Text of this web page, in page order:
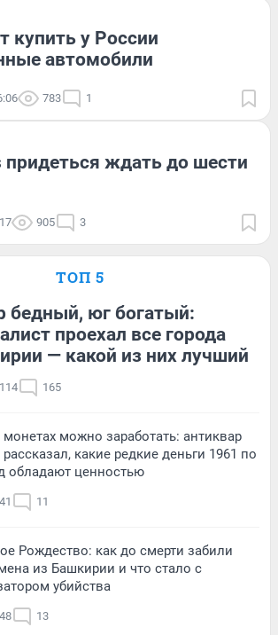
купить у России
автомобили
783 1
придеться ждать до шести
905 3
ТОП 5
бедный, юг богатый:
проехал все города
— какой из них лучший
165
монетах можно заработать: антиквар
какие редкие деньги 1961 по
обладают ценностью
11
Рождество: как до смерти забили
из Башкирии и что стало с
убийства
13